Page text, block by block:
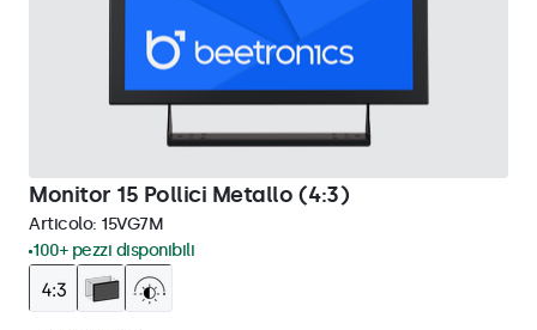
Monitor 15 Pollici Metallo (4:3)
Articolo: 15VG7M
100+ pezzi disponibili